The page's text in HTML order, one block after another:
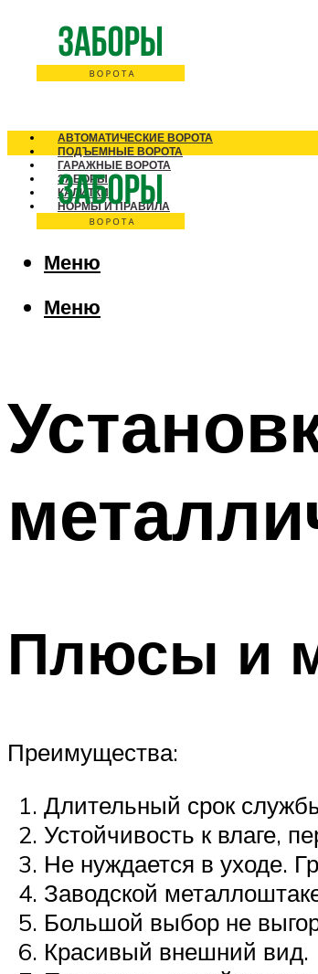
АВТОМАТИЧЕСКИЕ ВОРОТА
ПОДЪЕМНЫЕ ВОРОТА
ГАРАЖНЫЕ ВОРОТА
ЗАБОРЫ
КАЛИТКИ
НОРМЫ И ПРАВИЛА
Меню
Меню
Плюсы и
Преимущества:
Длительный срок
Устойчивость к влаге,
Не нуждается в уходе.
Заводской
Большой выбор не
Красивый внешний вид.